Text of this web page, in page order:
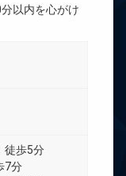
以内を心がけ
徒歩5分
7分